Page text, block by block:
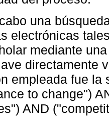
una
electrónicas
mediante
directamente
empleada fue
to change")
AND